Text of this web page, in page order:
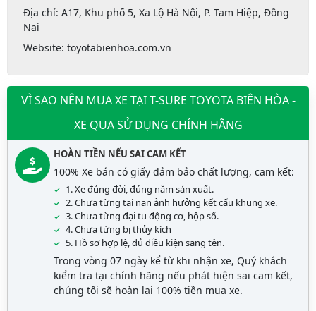
Địa chỉ: A17, Khu phố 5, Xa Lộ Hà Nội, P. Tam Hiệp, Đồng
Nai
Website: toyotabienhoa.com.vn
VÌ SAO NÊN MUA XE TẠI T-SURE TOYOTA BIÊN HÒA -
XE QUA SỬ DỤNG CHÍNH HÃNG
HOÀN TIỀN NẾU SAI CAM KẾT
100% Xe bán có giấy đảm bảo chất lượng, cam kết:
1. Xe đúng đời, đúng năm sản xuất.
2. Chưa từng tai nạn ảnh hưởng kết cấu khung xe.
3. Chưa từng đại tu động cơ, hộp số.
4. Chưa từng bị thủy kích
5. Hồ sơ hợp lệ, đủ điều kiện sang tên.
Trong vòng 07 ngày kể từ khi nhận xe, Quý khách
kiểm tra tại chính hãng nếu phát hiện sai cam kết,
chúng tôi sẽ hoàn lại 100% tiền mua xe.